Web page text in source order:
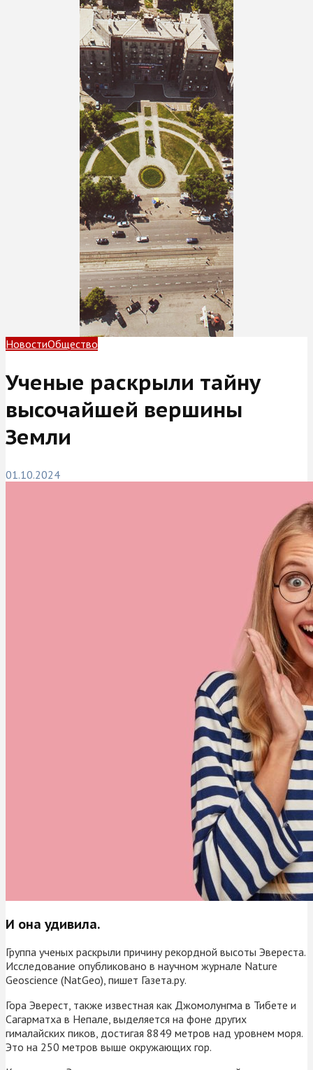
НовостиОбщество
Ученые раскрыли тайну
высочайшей вершины
Земли
01.10.2024
И она удивила.
Группа ученых раскрыли причину рекордной высоты Эвереста.
Исследование опубликовано в научном журнале Nature
Geoscience (NatGeo), пишет Газета.ру.
Гора Эверест, также известная как Джомолунгма в Тибете и
Сагарматха в Непале, выделяется на фоне других
гималайских пиков, достигая 8849 метров над уровнем моря.
Это на 250 метров выше окружающих гор.